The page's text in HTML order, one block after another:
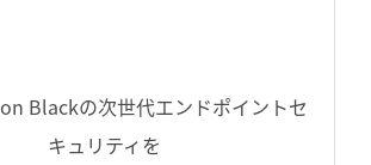
Blackの次世代エンドポイントセ
キュリティを